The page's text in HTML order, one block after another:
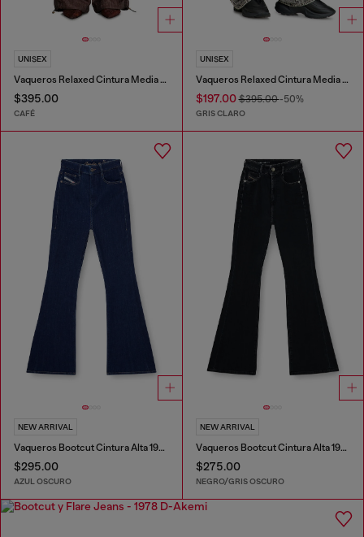
UNISEX
Vaqueros Relaxed Cintura Media D-Roder
$395.00
CAFÉ
UNISEX
Vaqueros Relaxed Cintura Media 1997 D-Enim-M
$197.00$395.00-50%
GRIS CLARO
NEW ARRIVAL
Vaqueros Bootcut Cintura Alta 1973 D-Partt
$295.00
AZUL OSCURO
NEW ARRIVAL
Vaqueros Bootcut Cintura Alta 1973 D-Partt
$275.00
NEGRO/GRIS OSCURO